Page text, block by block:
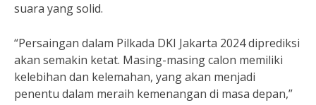
suara yang solid.
“Persaingan dalam Pilkada DKI Jakarta 2024 diprediksi
akan semakin ketat. Masing-masing calon memiliki
kelebihan dan kelemahan, yang akan menjadi
penentu dalam meraih kemenangan di masa depan,”